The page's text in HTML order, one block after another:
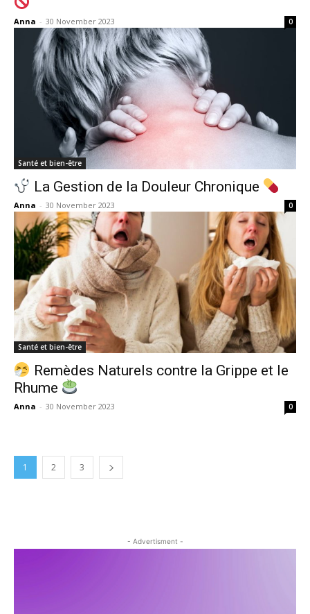
Anna - 30 November 2023 0
Santé et bien-être
La Gestion de la Douleur Chronique
Anna - 30 November 2023 0
Santé et bien-être
Remèdes Naturels contre la Grippe et le
Rhume
Anna - 30 November 2023 0
1 2 3
- Advertisment -